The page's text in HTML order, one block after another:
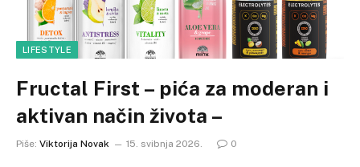
LIFESTYLE
Fructal First – pića za moderan i
aktivan način života –
Piše: Viktorija Novak 15. svibnja 2026. 0